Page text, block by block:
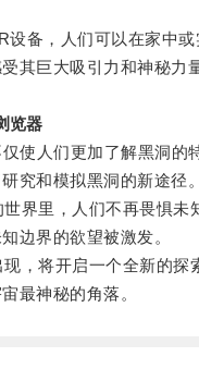
备，人们可以在家中或
其巨大吸引力和神秘力
览器
人们更加了解黑洞的
究和模拟黑洞的新途径。
里，人们不再畏惧未
边界的欲望被激发。
将开启一个全新的探
最神秘的角落。